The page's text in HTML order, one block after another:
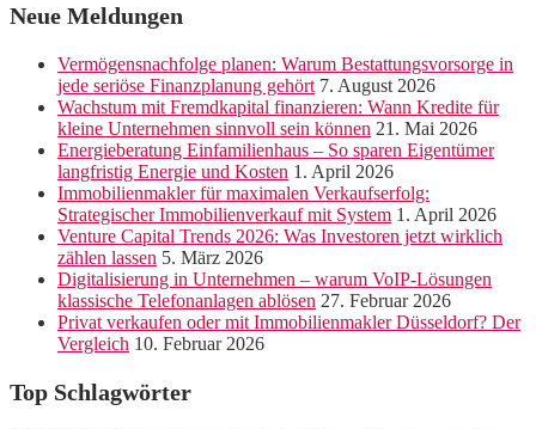
Neue Meldungen
Vermögensnachfolge planen: Warum Bestattungsvorsorge in
jede seriöse Finanzplanung gehört 7. August 2026
Wachstum mit Fremdkapital finanzieren: Wann Kredite für
kleine Unternehmen sinnvoll sein können 21. Mai 2026
Energieberatung Einfamilienhaus – So sparen Eigentümer
langfristig Energie und Kosten 1. April 2026
Immobilienmakler für maximalen Verkaufserfolg:
Strategischer Immobilienverkauf mit System 1. April 2026
Venture Capital Trends 2026: Was Investoren jetzt wirklich
zählen lassen 5. März 2026
Digitalisierung in Unternehmen – warum VoIP-Lösungen
klassische Telefonanlagen ablösen 27. Februar 2026
Privat verkaufen oder mit Immobilienmakler Düsseldorf? Der
Vergleich 10. Februar 2026
Top Schlagwörter